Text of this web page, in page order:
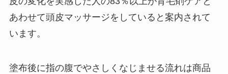
あわせて頭皮マッサージをしていると案内されて
います。
塗布後に指の腹でやさしくなじませる流れは商品